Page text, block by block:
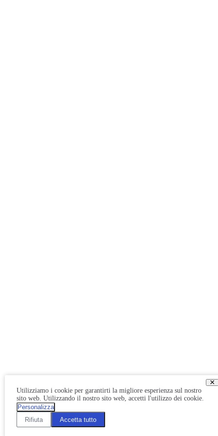
×
Utilizziamo i cookie per garantirti la migliore esperienza sul nostro
sito web. Utilizzando il nostro sito web, accetti l'utilizzo dei cookie.
Personalizza
Rifiuta
Accetta tutto